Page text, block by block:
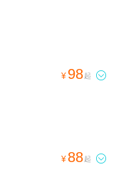
¥ 98起 
¥ 88起 